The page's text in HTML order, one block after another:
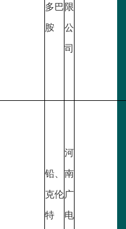
多巴
胺
限
公
司
铅、
克伦
特
河
南
广
电